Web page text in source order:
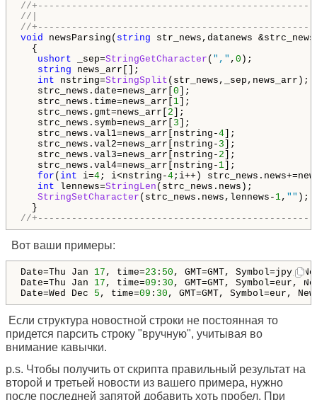
//
//|
//
void newsParsing( string str_news,datanews
{
ushort _sep=StringGetCharacter ( "," , 0 );
string news_arr[];
int nstring=StringSplit (str_news,_sep,news_arr);
strc_news.date=news_arr[ 0 ];
strc_news.time=news_arr[ 1 ];
strc_news.gmt=news_arr[ 2 ];
strc_news.symb=news_arr[ 3 ];
strc_news.val1=news_arr[nstring-4 ];
strc_news.val2=news_arr[nstring- 3 ];
strc_news.val3=news_arr[nstring- 2 ];
strc_news.val4=news_arr[nstring- 1 ];
for ( int i=4; i<nstring-4;i++)
int lennews=StringLen (strc_news.news);
StringSetCharacter (strc_news.news,lennews- 1, "" );
//
Вот ваши примеры:
Date=Thu Jan 17 , time=23 : 50 , GMT=GMT, Symbol=jpy,
Date=Thu Jan 17 , time=09 : 30 , GMT=GMT, Symbol=eur,
Date=Wed Dec 5 , time=09 : 30 , GMT=GMT, Symbol=eur,
Если структура новостной строки не постоянная то
придется парсить строку "вручную", учитывая во
внимание кавычки.
p.s. Чтобы получить от скрипта правильный результат на
второй и третьей новости из вашего примера, нужно
после последней запятой добавить хоть пробел. При